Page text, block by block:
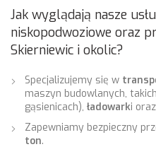
Jak wyglądają nasze
niskopodwoziowe oraz
Skierniewic i okolic?
Specjalizujemy się w
maszyn budowlanych,
gąsienicach), ładowarki
Zapewniamy bezpieczny
ton.